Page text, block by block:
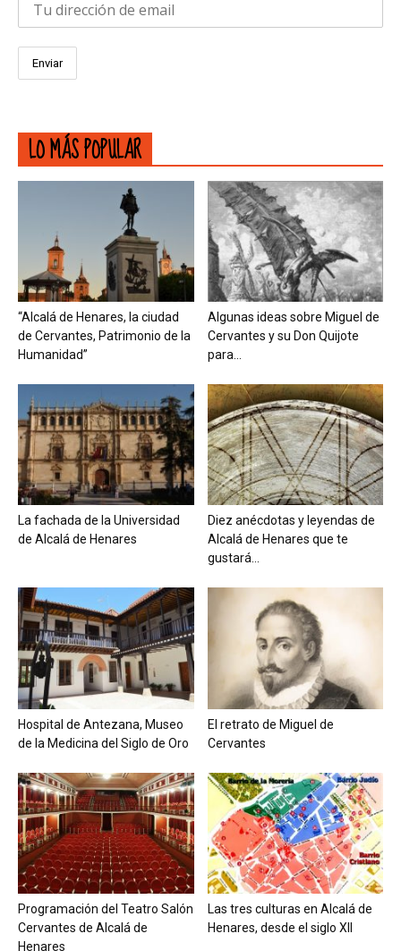
LO MÁS POPULAR
“Alcalá de Henares, la ciudad
de Cervantes, Patrimonio de la
Humanidad”
Algunas ideas sobre Miguel de
Cervantes y su Don Quijote
para...
La fachada de la Universidad
de Alcalá de Henares
Diez anécdotas y leyendas de
Alcalá de Henares que te
gustará...
Hospital de Antezana, Museo
de la Medicina del Siglo de Oro
El retrato de Miguel de
Cervantes
Programación del Teatro Salón
Cervantes de Alcalá de
Henares
Las tres culturas en Alcalá de
Henares, desde el siglo XII